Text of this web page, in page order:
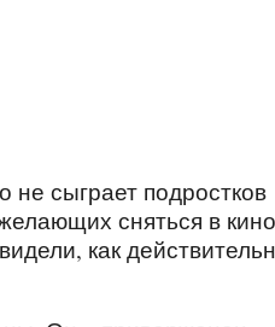
сыграет подростков
сняться в
как